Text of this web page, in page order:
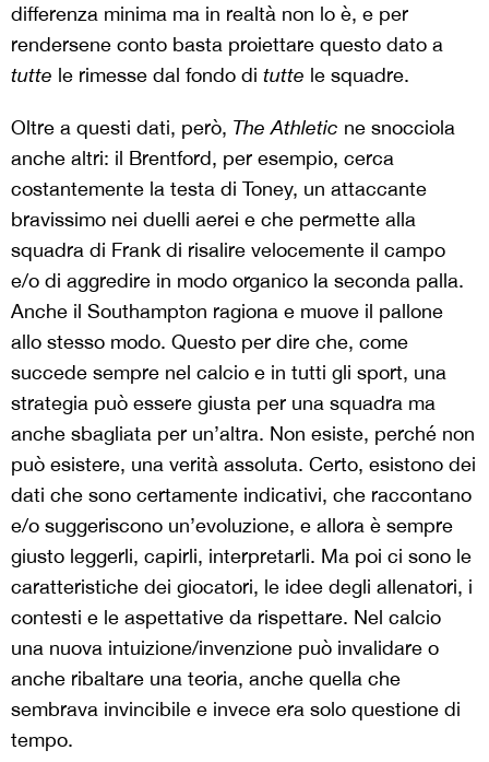
differenza minima ma in realtà non lo è, e per
rendersene conto basta proiettare questo dato a
tutte le rimesse dal fondo di tutte le squadre.
Oltre a questi dati, però, The Athletic ne snocciola
anche altri: il Brentford, per esempio, cerca
costantemente la testa di Toney, un attaccante
bravissimo nei duelli aerei e che permette alla
squadra di Frank di risalire velocemente il campo
e/o di aggredire in modo organico la seconda palla.
Anche il Southampton ragiona e muove il pallone
allo stesso modo. Questo per dire che, come
succede sempre nel calcio e in tutti gli sport, una
strategia può essere giusta per una squadra ma
anche sbagliata per un’altra. Non esiste, perché non
può esistere, una verità assoluta. Certo, esistono dei
dati che sono certamente indicativi, che raccontano
e/o suggeriscono un’evoluzione, e allora è sempre
giusto leggerli, capirli, interpretarli. Ma poi ci sono le
caratteristiche dei giocatori, le idee degli allenatori, i
contesti e le aspettative da rispettare. Nel calcio
una nuova intuizione/invenzione può invalidare o
anche ribaltare una teoria, anche quella che
sembrava invincibile e invece era solo questione di
tempo.